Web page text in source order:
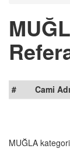
# Cami Adı
MUĞLA